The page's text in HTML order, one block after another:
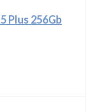
Plus 256Gb